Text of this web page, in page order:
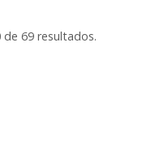
69 resultados.